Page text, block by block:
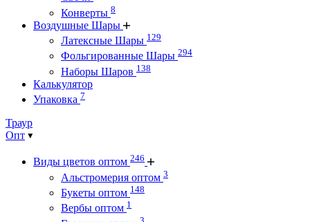
Конверты 8
Воздушные Шары
Латексные Шары 129
Фольгированные Шары 294
Наборы Шаров 138
Калькулятор
Упаковка 7
Траур
Опт
Виды цветов оптом 246
Альстромерия оптом 3
Букеты оптом 148
Вербы оптом 1
3